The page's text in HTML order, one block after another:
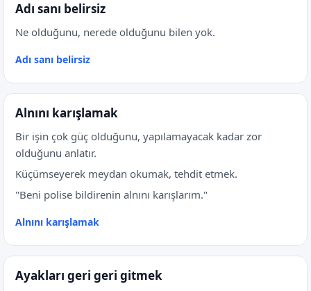
Adı sanı belirsiz
Ne olduğunu, nerede olduğunu bilen yok.
Adı sanı belirsiz
Alnını karışlamak
Bir işin çok güç olduğunu, yapılamayacak kadar zor
olduğunu anlatır.
Küçümseyerek meydan okumak, tehdit etmek.
"Beni polise bildirenin alnını karışlarım."
Alnını karışlamak
Ayakları geri geri gitmek